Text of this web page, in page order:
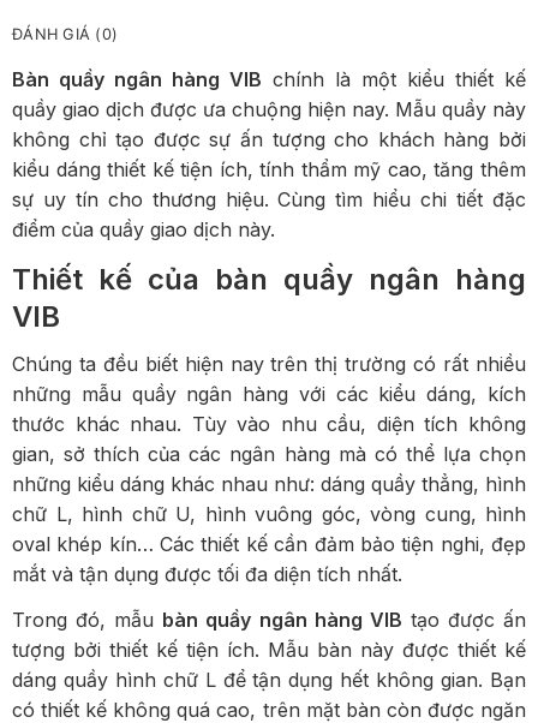
ĐÁNH GIÁ (0)
Bàn quầy ngân hàng VIB chính là một kiểu thiết kế
quầy giao dịch được ưa chuộng hiện nay. Mẫu quầy này
không chỉ tạo được sự ấn tượng cho khách hàng bởi
kiểu dáng thiết kế tiện ích, tính thẩm mỹ cao, tăng thêm
sự uy tín cho thương hiệu. Cùng tìm hiểu chi tiết đặc
điểm của quầy giao dịch này.
Thiết kế của bàn quầy ngân hàng
VIB
Chúng ta đều biết hiện nay trên thị trường có rất nhiều
những mẫu quầy ngân hàng với các kiểu dáng, kích
thước khác nhau. Tùy vào nhu cầu, diện tích không
gian, sở thích của các ngân hàng mà có thể lựa chọn
những kiểu dáng khác nhau như: dáng quầy thẳng, hình
chữ L, hình chữ U, hình vuông góc, vòng cung, hình
oval khép kín… Các thiết kế cần đảm bảo tiện nghi, đẹp
mắt và tận dụng được tối đa diện tích nhất.
Trong đó, mẫu bàn quầy ngân hàng VIB tạo được ấn
tượng bởi thiết kế tiện ích. Mẫu bàn này được thiết kế
dáng quầy hình chữ L để tận dụng hết không gian. Bạn
có thiết kế không quá cao, trên mặt bàn còn được ngăn